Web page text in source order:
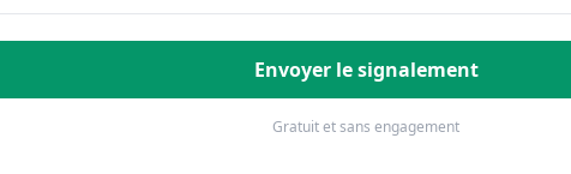
Envoyer le signalement
Gratuit et sans engagement